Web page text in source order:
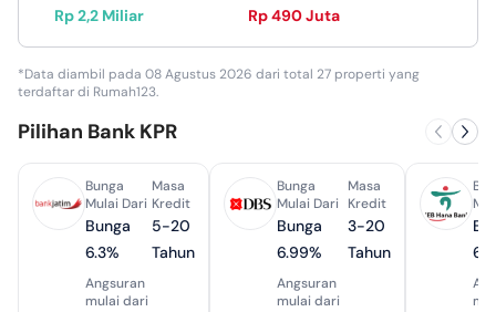
Rp 2,2 Miliar Rp 490 Juta
*Data diambil pada 08 Agustus 2026 dari total 27 properti yang
terdaftar di Rumah123.
Pilihan Bank KPR
Bunga
Mulai Dari
Bunga
6.3%
Angsuran
mulai dari
Masa
Kredit
5-20
Tahun
Bunga
Mulai Dari
Bunga
6.99%
Angsuran
mulai dari
Masa
Kredit
3-20
Tahun